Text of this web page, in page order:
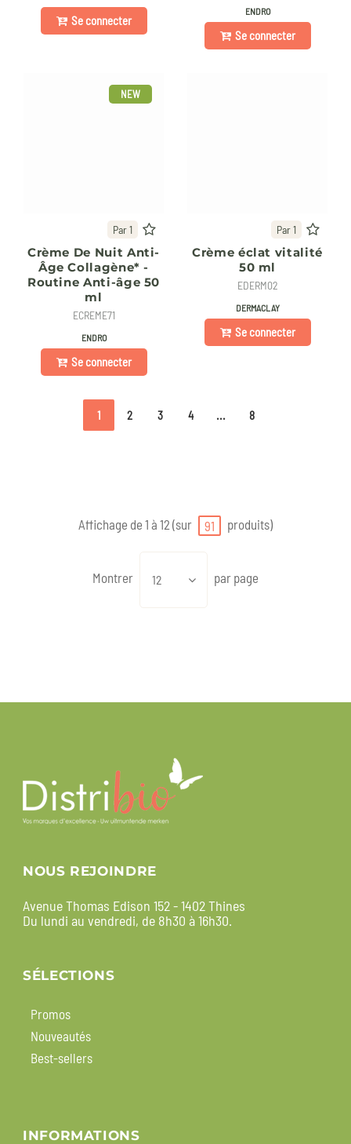
Se connecter
ENDRO
Se connecter
NEW
Par 1
Crème De Nuit Anti-
Âge Collagène* -
Routine Anti-âge 50
ml
ECREME71
ENDRO
Se connecter
Par 1
Crème éclat vitalité
50 ml
EDERM02
DERMACLAY
Se connecter
1 2 3 4 ... 8
Affichage de 1 à 12 (sur 91 produits)
Montrer 12 par page
NOUS REJOINDRE
Avenue Thomas Edison 152 - 1402 Thines
Du lundi au vendredi, de 8h30 à 16h30.
SÉLECTIONS
Promos
Nouveautés
Best-sellers
INFORMATIONS